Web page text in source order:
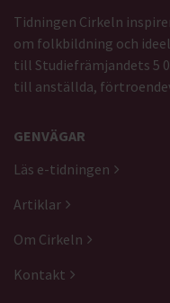
Tidningen Cirkeln
om folkbildning och
till Studiefrämjandets 5
till anställda,
GENVÄGAR
Läs e-tidningen
Artiklar
Om Cirkeln
Kontakt